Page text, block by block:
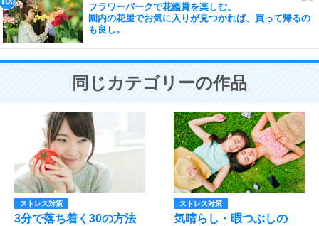
フラワーパークで花鑑賞を楽しむ。
園内の花屋でお気に入りが見つかれば、買って帰るの
も良し。
同じカテゴリーの作品
ストレス対策
3分で落ち着く30の方法
ストレス対策
気晴らし・暇つぶしの